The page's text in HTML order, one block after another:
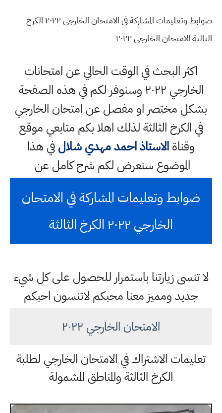
ضوابط وتعليمات المشاركة في الامتحان الخارجي ٢٠٢٢ الكرخ
الثالثة الامتحان الخارجي ٢٠٢٢
اكثر البحث في الوقت الحالي عن امتحانات
الخارجي ٢٠٢٢ وسنوفر لكم في هذه الصفحة
بشكل مختصر او مفصل عن امتحان الخارجي
في الكرخ الثالثة لذلك اهلا بكم متابعي موقع
وقناةالاستاذ احمد مهدي شلالفي هذا
الموضوع سنعرض لكم شرح كامل عن
ضوابط وتعليمات المشاركة في الامتحان
الخارجي ٢٠٢٢ الكرخ الثالثة
لا تنسى زيارتنا باستمرار للحصول على كل شيء
جديد ومميز معنا محبكم لاتنسون احبكم
الامتحان الخارجي ٢٠٢٢
تعليمات الاشتراك في الامتحان الخارجي لطلبة
الكرخ الثالثة والمناطق المشمولة